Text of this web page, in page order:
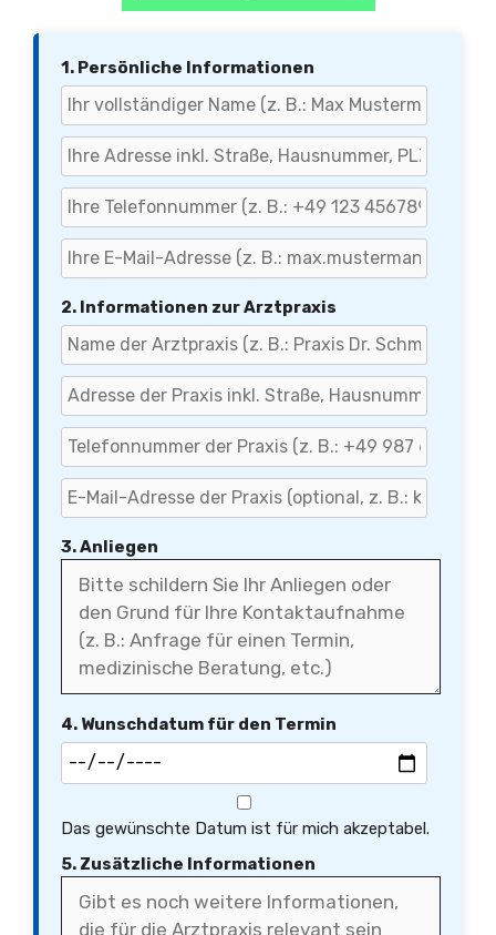
1. Persönliche Informationen
2. Informationen zur Arztpraxis
3. Anliegen
4. Wunschdatum für den Termin
Das gewünschte Datum ist für mich akzeptabel.
5. Zusätzliche Informationen